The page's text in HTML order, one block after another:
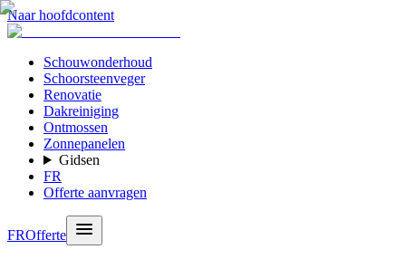
Naar hoofdcontent
Schouwonderhoud
Schoorsteenveger
Renovatie
Dakreiniging
Ontmossen
Zonnepanelen
Gidsen
FR
Offerte aanvragen
FROfferte